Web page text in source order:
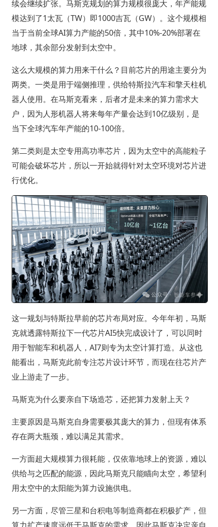
续会继续扩张。马斯克规划的算力规模很庞大，年产能规
模达到了1太瓦（TW）即1000吉瓦（GW）。这个规模相
当于当前全球AI算力产能的50倍，其中10%-20%部署在
地球，其余部分发射到太空中。
这么大规模的算力用来干什么？目前芯片的用途主要分为
两类。一类是用于端侧推理，供给特斯拉汽车和擎天柱机
器人使用。在马斯克看来，后者才是未来的算力需求大
户，因为人形机器人将来每年产量会达到10亿级别，是
当下全球汽车年产能的10-100倍。
第二类则是太空专用高功率芯片，因为太空中的高能粒子
可能会破坏芯片，所以一开始就得针对太空环境对芯片进
行优化。
这一规划与特斯拉早前的芯片布局对应。今年年初，马斯
克就透露特斯拉下一代芯片AI5快完成设计了，可以同时
用于智能车和机器人，AI7则专为太空计算打造。从这也
能看出，马斯克此前专注芯片设计环节，而现在往芯片产
业上游走了一步。
马斯克为什么要亲自下场造芯，还把算力发射上天？
主要原因是马斯克自身需要极其庞大的算力，但现有体系
存在两大瓶颈，难以满足其需求。
一方面超大规模算力很耗能，仅依靠地球上的资源，难以
供给与之匹配的能源，因此马斯克只能瞄向太空，希望利
用太空中的太阳能为算力设施供电。
另一方面，尽管三星和台积电等制造商都在积极扩产，但